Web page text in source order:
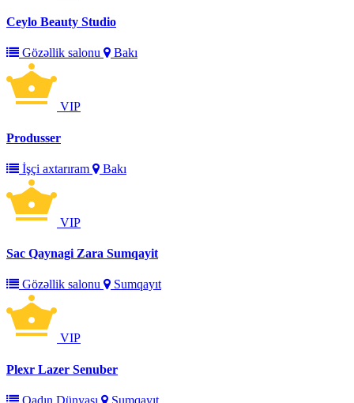
Ceylo Beauty Studio
Gözəllik salonu Bakı
VIP
Produsser
İşçi axtarıram Bakı
VIP
Sac Qaynagi Zara Sumqayit
Gözəllik salonu Sumqayıt
VIP
Plexr Lazer Senuber
Qadın Dünyası Sumqayıt